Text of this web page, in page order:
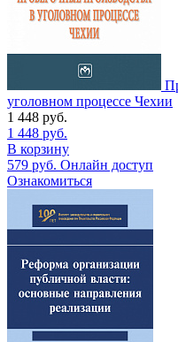
уголовном процессе Чехии
1 448 руб.
1 448 руб.
В корзину
579 руб. Онлайн доступ
Ознакомиться